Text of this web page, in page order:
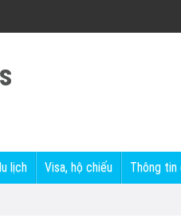
lịch Visa, hộ chiếu Thông tin